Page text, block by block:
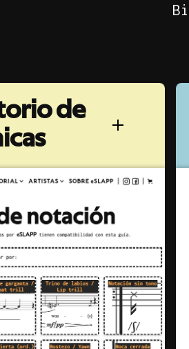
Bi
de
incluye acceso a un
en audio y
las técnicas
Una herramienta
intérpretes como
buscan una mayor
en la ejecución.